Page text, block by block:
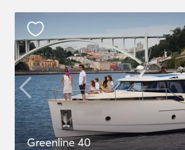
Greenline 40